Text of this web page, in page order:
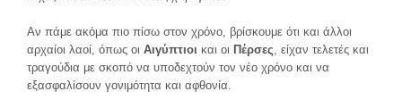
Αν πάμε ακόμα πιο πίσω στον χρόνο, βρίσκουμε ότι και άλλοι
αρχαίοι λαοί, όπως οι Αιγύπτιοι και οι Πέρσες, είχαν τελετές και
τραγούδια με σκοπό να υποδεχτούν τον νέο χρόνο και να
εξασφαλίσουν γονιμότητα και αφθονία.